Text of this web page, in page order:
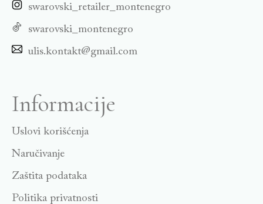
swarovski_retailer_montenegro
swarovski_montenegro
ulis.kontakt@gmail.com
Informacije
Uslovi korišćenja
Naručivanje
Zaštita podataka
Politika privatnosti